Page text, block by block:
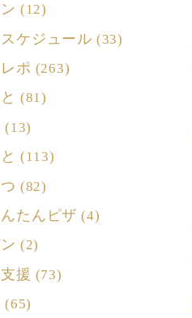
(12)
ケジュール (33)
ポ (263)
(81)
(13)
(113)
(82)
たんピザ (4)
(2)
援 (73)
(65)